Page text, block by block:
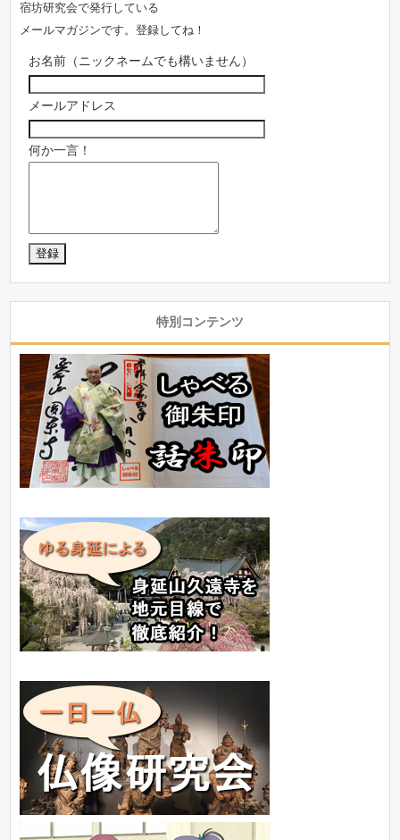
宿坊研究会で発行している
メールマガジンです。登録してね！
お名前（ニックネームでも構いません）
メールアドレス
何か一言！
特別コンテンツ